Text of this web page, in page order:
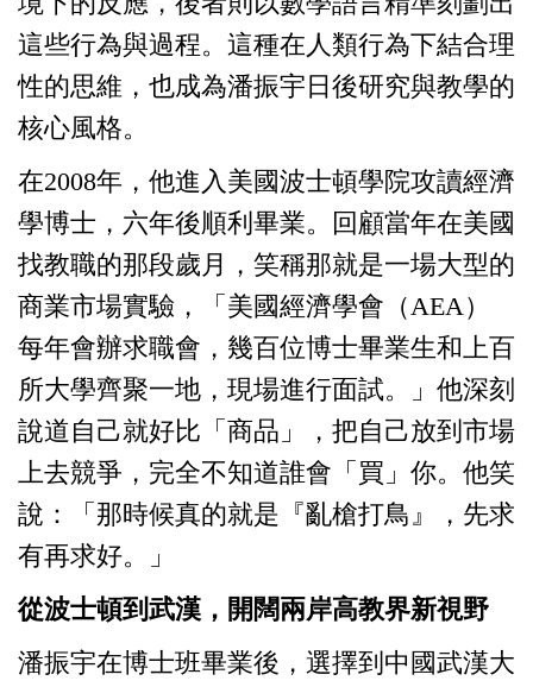
這些行為與過程。這種在人類行為下結合理
性的思維，也成為潘振宇日後研究與教學的
核心風格。
在2008年，他進入美國波士頓學院攻讀經濟
學博士，六年後順利畢業。回顧當年在美國
找教職的那段歲月，笑稱那就是一場大型的
商業市場實驗，「美國經濟學會（AEA）
每年會辦求職會，幾百位博士畢業生和上百
所大學齊聚一地，現場進行面試。」他深刻
說道自己就好比「商品」，把自己放到市場
上去競爭，完全不知道誰會「買」你。他笑
說：「那時候真的就是 『亂槍打鳥』，先求
有再求好。」
從波士頓到武漢，開闊兩岸高教界新視野
潘振宇在博士班畢業後，選擇到中國武漢大